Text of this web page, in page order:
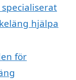
hjälpa
för